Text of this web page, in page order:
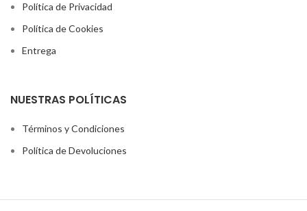
Política de Privacidad
Política de Cookies
Entrega
NUESTRAS POLÍTICAS
Términos y Condiciones
Política de Devoluciones